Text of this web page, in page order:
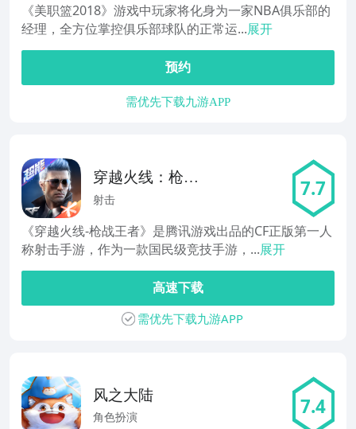
《美职篮2018》游戏中玩家将化身为一家NBA俱乐部的
经理，全方位掌控俱乐部球队的正常运...展开
预约
需优先下载九游APP
穿越火线：枪战
王者
射击 7.7
《穿越火线-枪战王者》是腾讯游戏出品的CF正版第一人
称射击手游，作为一款国民级竞技手游，...展开
高速下载
需优先下载九游APP
风之大陆
角色扮演 7.4